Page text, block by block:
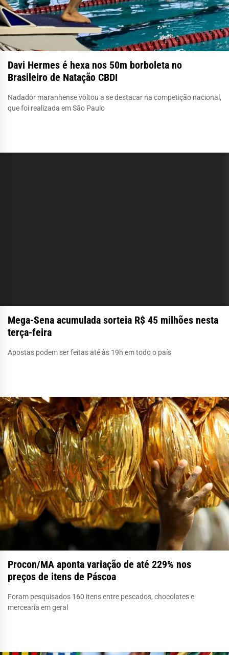
Davi Hermes é hexa nos 50m borboleta no
Brasileiro de Natação CBDI
Nadador maranhense voltou a se destacar na competição nacional,
que foi realizada em São Paulo
Mega-Sena acumulada sorteia R$ 45 milhões nesta
terça-feira
Apostas podem ser feitas até às 19h em todo o país
Procon/MA aponta variação de até 229% nos
preços de itens de Páscoa
Foram pesquisados 160 itens entre pescados, chocolates e
mercearia em geral